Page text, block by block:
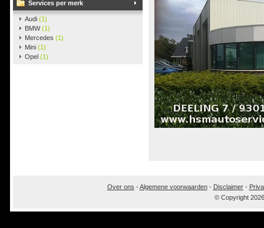
Services per merk
Audi (1)
BMW(1)
Mercedes (1)
Mini (1)
Opel (1)
Over ons -Algemene voorwaarden- Disclaimer-
© Copyright